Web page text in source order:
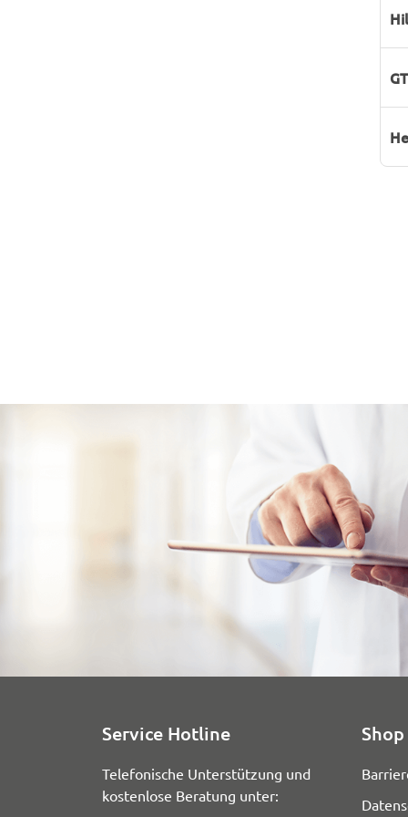
Service Hotline
Telefonische Unterstützung und
kostenlose Beratung unter: